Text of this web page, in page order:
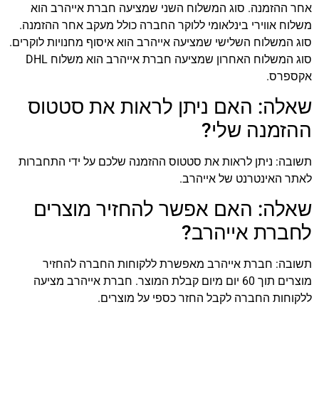
אחר ההזמנה. סוג המשלוח השני שמציעה חברת אייהרב הוא
משלוח אווירי בינלאומי ללוקר החברה כולל מעקב אחר ההזמנה.
סוג המשלוח השלישי שמציעה אייהרב הוא איסוף מחנויות לוקרים.
סוג המשלוח האחרון שמציעה חברת אייהרב הוא משלוח DHL
אקספרס.
שאלה: האם ניתן לראות את סטטוס
ההזמנה שלי?
תשובה: ניתן לראות את סטטוס ההזמנה שלכם על ידי התחברות
לאתר האינטרנט של אייהרב.
שאלה: האם אפשר להחזיר מוצרים
לחברת אייהרב?
תשובה: חברת אייהרב מאפשרת ללקוחות החברה להחזיר
מוצרים תוך 60 יום מיום קבלת המוצר. חברת אייהרב מציעה
ללקוחות החברה לקבל החזר כספי על מוצרים.